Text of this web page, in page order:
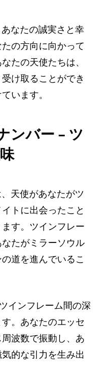
なたの誠実さと幸
の方向に向かって
たの天使たちは、
け取ることができ
います。
ンバー – ツ
天使があなたがツ
トに出会ったこと
す。ツインフレー
たがミラーソウル
道を進んでいるこ
インフレーム間の深
。あなたのエッセ
波数で振動し、あ
的な引力を生み出